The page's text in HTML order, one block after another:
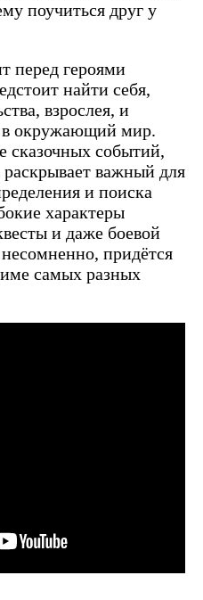
поучиться друг у
перед героями
найти себя,
взрослея, и
в окружающий мир.
событий,
раскрывает важный для
и поиска
характеры
и даже боевой
придётся
самых разных